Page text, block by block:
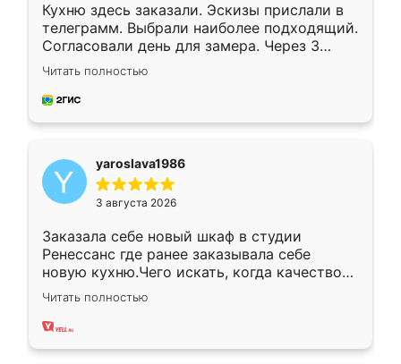
Кухню здесь заказали. Эскизы прислали в
телеграмм. Выбрали наиболее подходящий.
Согласовали день для замера. Через 3
недели кухня была уже готова. Остались
довольны работой. Спасибо Ренессанс
мебель за качественную работу!
Читать полностью
yaroslava1986
3 августа 2026
Заказала себе новый шкаф в студии
Ренессанс где ранее заказывала себе
новую кухню.Чего искать, когда качеством
вполне довольна. Служит кухня уже почти
два года, нареканий нет.
Читать полностью